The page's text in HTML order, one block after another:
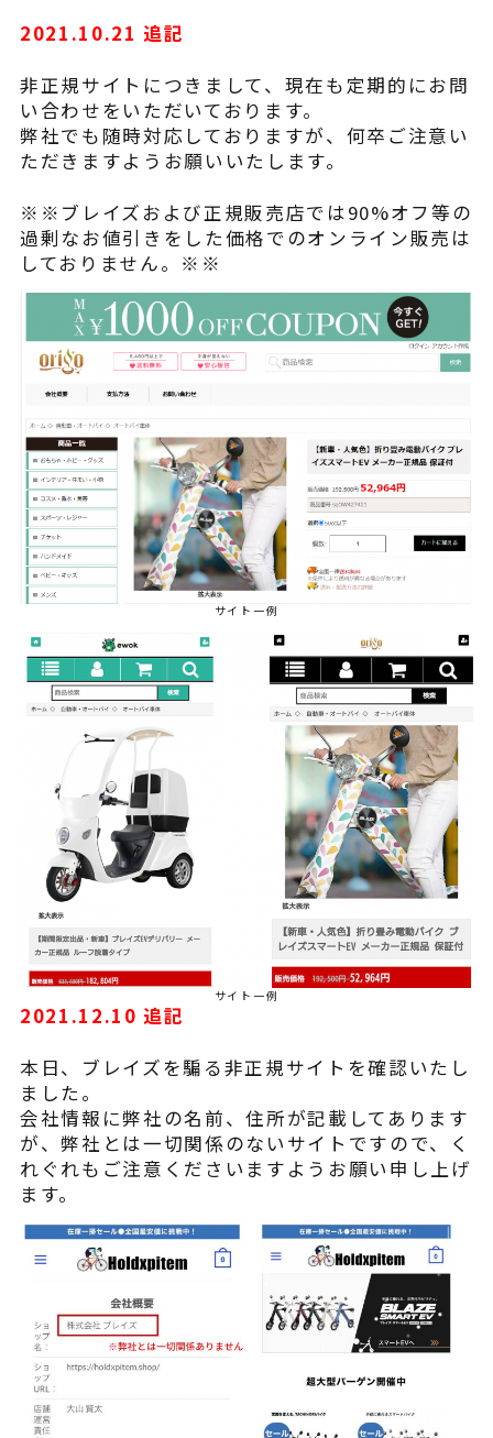
2021.10.21 追記
非正規サイトにつきまして、現在も定期的にお問
い合わせをいただいております。
弊社でも随時対応しておりますが、何卒ご注意い
ただきますようお願いいたします。
※※ブレイズおよび正規販売店では90%オフ等の
過剰なお値引きをした価格でのオンライン販売は
しておりません。※※
サイト一例
サイト一例
2021.12.10 追記
本日、ブレイズを騙る非正規サイトを確認いたし
ました。
会社情報に弊社の名前、住所が記載してあります
が、弊社とは一切関係のないサイトですので、く
れぐれもご注意くださいますようお願い申し上げ
ます。